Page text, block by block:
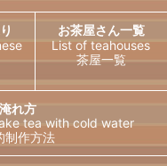
お茶屋さん一覧
List of teahouses
茶屋一覧
れ方
tea with cold water
制作方法